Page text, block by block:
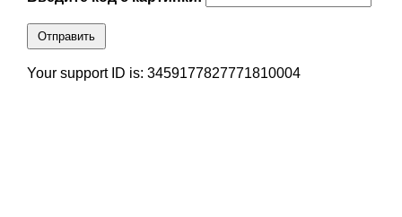
Отправить
Your support ID is: 3459177827771810004